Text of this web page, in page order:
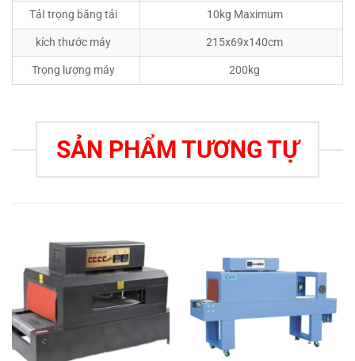
TảI trọng băng tải 10kg Maximum
kích thước máy 215x69x140cm
Trọng lượng máy 200kg
SẢN PHẨM TƯƠNG TỰ